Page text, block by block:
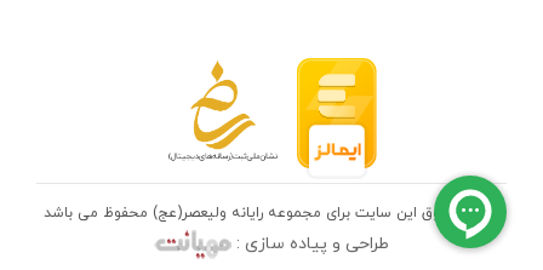
تمامی حقوق این سایت برای مجموعه رایانه ولیعصر(عج) محفوظ می باشد
طراحی و پیاده سازی :